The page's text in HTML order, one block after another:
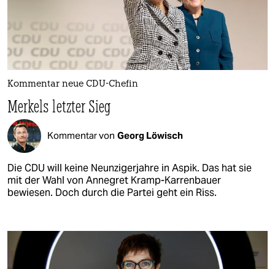
Kommentar neue CDU-Chefin
Merkels letzter Sieg
Kommentar von Georg Löwisch
Die CDU will keine Neunzigerjahre in Aspik. Das hat sie
mit der Wahl von Annegret Kramp-Karrenbauer
bewiesen. Doch durch die Partei geht ein Riss.